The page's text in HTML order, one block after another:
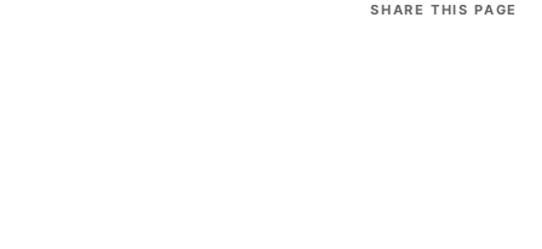
SHARE THIS PAGE